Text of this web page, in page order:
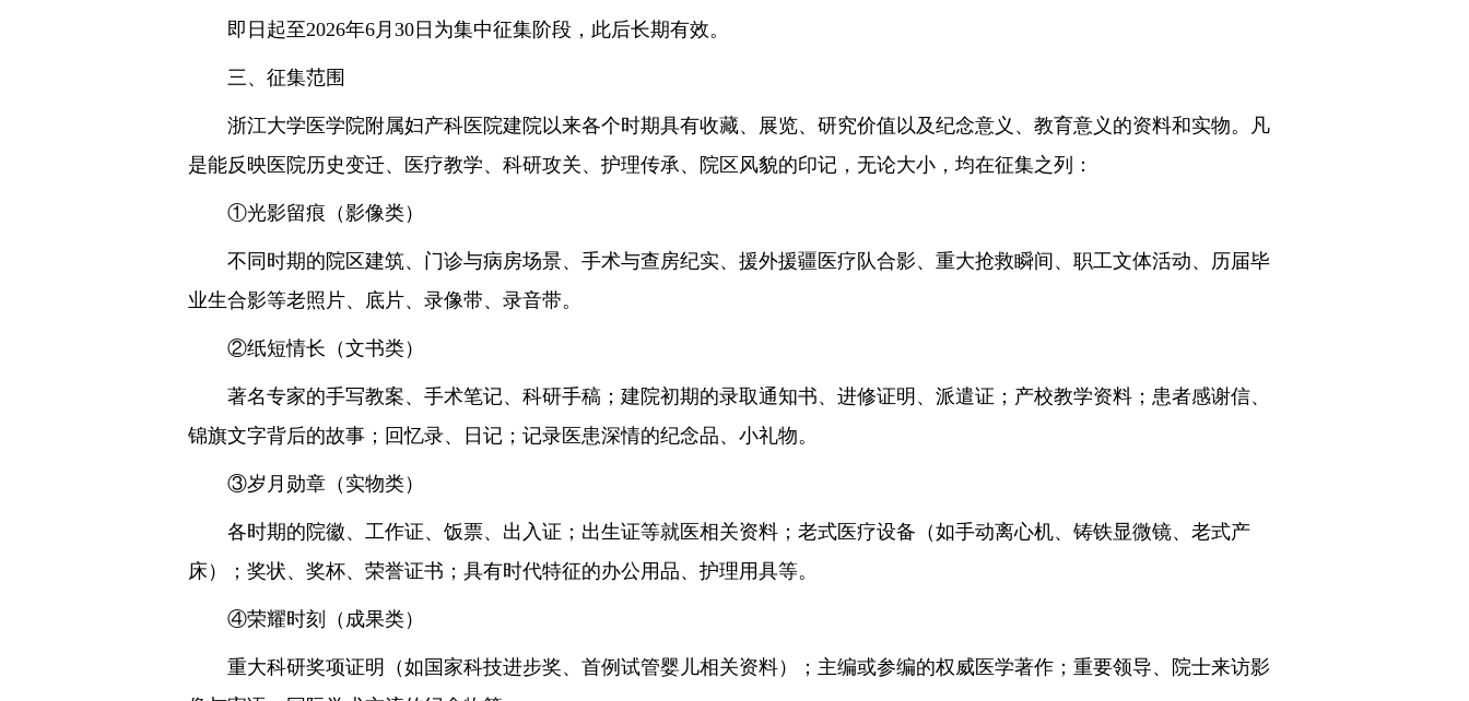
即日起至2026年6月30日为集中征集阶段，此后长期有效。
三、征集范围
浙江大学医学院附属妇产科医院建院以来各个时期具有收藏、展览、研究价值以及纪念意义、教育意义的资料和实物。凡
是能反映医院历史变迁、医疗教学、科研攻关、护理传承、院区风貌的印记，无论大小，均在征集之列：
①光影留痕（影像类）
不同时期的院区建筑、门诊与病房场景、手术与查房纪实、援外援疆医疗队合影、重大抢救瞬间、职工文体活动、历届毕
业生合影等老照片、底片、录像带、录音带。
②纸短情长（文书类）
著名专家的手写教案、手术笔记、科研手稿；建院初期的录取通知书、进修证明、派遣证；产校教学资料；患者感谢信、
锦旗文字背后的故事；回忆录、日记；记录医患深情的纪念品、小礼物。
③岁月勋章（实物类）
各时期的院徽、工作证、饭票、出入证；出生证等就医相关资料；老式医疗设备（如手动离心机、铸铁显微镜、老式产
床）；奖状、奖杯、荣誉证书；具有时代特征的办公用品、护理用具等。
④荣耀时刻（成果类）
重大科研奖项证明（如国家科技进步奖、首例试管婴儿相关资料）；主编或参编的权威医学著作；重要领导、院士来访影